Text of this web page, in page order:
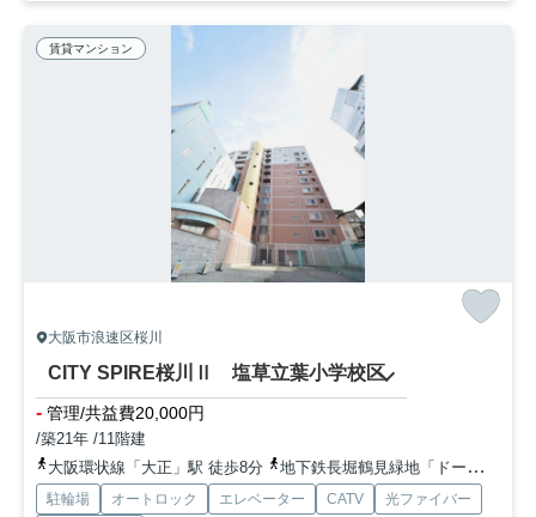
賃貸マンション
大阪市浪速区桜川
CITY SPIRE桜川Ⅱ 塩草立葉小学校区
- 管理/共益費20,000円
/築21年 /11階建
大阪環状線「大正」駅 徒歩8分
地下鉄長堀鶴見緑地「ドーム前千代崎」駅 徒歩11分
駐輪場 オートロック エレベーター CATV
光ファイバー